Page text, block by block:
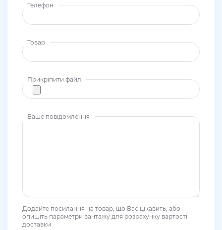
Телефон
Товар
Прикріпити файл
Ваше повідомлення
Додайте посилання на товар, що Вас цікавить, або
опишіть параметри вантажу для розрахунку вартості
доставки